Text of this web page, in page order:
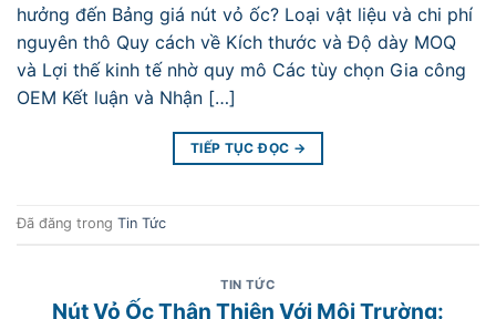
hưởng đến Bảng giá nút vỏ ốc? Loại vật liệu và chi phí
nguyên thô Quy cách về Kích thước và Độ dày MOQ
và Lợi thế kinh tế nhờ quy mô Các tùy chọn Gia công
OEM Kết luận và Nhận […]
TIẾP TỤC ĐỌC →
Đã đăng trong Tin Tức
TIN TỨC
Nút Vỏ Ốc Thân Thiện Với Môi Trường: